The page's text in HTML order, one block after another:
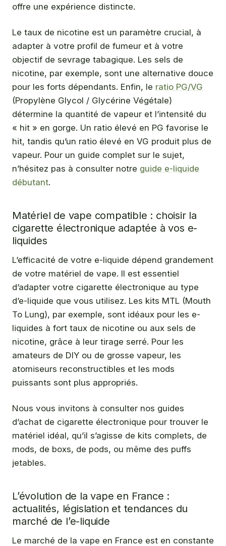
offre une expérience distincte.
Le taux de nicotine est un paramètre crucial, à
adapter à votre profil de fumeur et à votre
objectif de sevrage tabagique. Les sels de
nicotine, par exemple, sont une alternative douce
pour les forts dépendants. Enfin, le ratio PG/VG
(Propylène Glycol / Glycérine Végétale)
détermine la quantité de vapeur et l’intensité du
« hit » en gorge. Un ratio élevé en PG favorise le
hit, tandis qu’un ratio élevé en VG produit plus de
vapeur. Pour un guide complet sur le sujet,
n’hésitez pas à consulter notre guide e-liquide
débutant.
Matériel de vape compatible : choisir la
cigarette électronique adaptée à vos e-
liquides
L’efficacité de votre e-liquide dépend grandement
de votre matériel de vape. Il est essentiel
d’adapter votre cigarette électronique au type
d’e-liquide que vous utilisez. Les kits MTL (Mouth
To Lung), par exemple, sont idéaux pour les e-
liquides à fort taux de nicotine ou aux sels de
nicotine, grâce à leur tirage serré. Pour les
amateurs de DIY ou de grosse vapeur, les
atomiseurs reconstructibles et les mods
puissants sont plus appropriés.
Nous vous invitons à consulter nos guides
d’achat de cigarette électronique pour trouver le
matériel idéal, qu’il s’agisse de kits complets, de
mods, de boxs, de pods, ou même des puffs
jetables.
L’évolution de la vape en France :
actualités, législation et tendances du
marché de l’e-liquide
Le marché de la vape en France est en constante